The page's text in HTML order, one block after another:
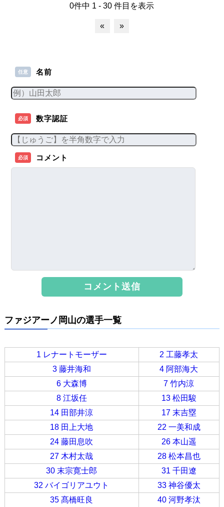
0件中 1 - 30 件目を表示
« »
任意 名前
必須 数字認証
必須 コメント
ファジアーノ岡山の選手一覧
1 レナートモーザー
2 工藤孝太
3 藤井海和
4 阿部海大
6 大森博
7 竹内涼
8 江坂任
13 松田駿
14 田部井涼
17 末吉塁
18 田上大地
22 一美和成
24 藤田息吹
26 本山遥
27 木村太哉
28 松本昌也
30 末宗寛士郎
31 千田遼
32 バイゴリアユウト
33 神谷優太
35 髙橋旺良
40 河野孝汰